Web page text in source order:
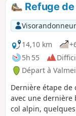
Refuge
Visorandonneur
14,10 km
5h 55
Départ à
Dernière étape de
avec une dernière
col alpin,